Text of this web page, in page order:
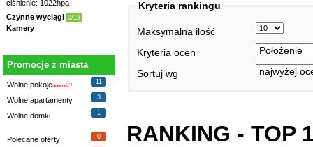
ciśnienie: 1022hpa
Czynne wyciągi 0/18
Kamery
Promocje z miasta
Wolne pokojenowość!
11
Wolne apartamenty 3
Wolne domki 1
Polecane oferty 0
Kryteria rankingu
Maksymalna ilość
Kryteria ocen
Sortuj wg
RANKING - TOP